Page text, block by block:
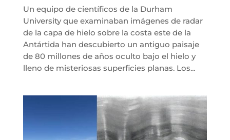
Un equipo de científicos de la Durham
University que examinaban imágenes de radar
de la capa de hielo sobre la costa este de la
Antártida han descubierto un antiguo paisaje
de 80 millones de años oculto bajo el hielo y
lleno de misteriosas superficies planas. Los...